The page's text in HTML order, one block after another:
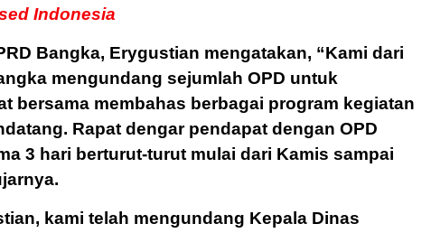
Indonesia
Bangka, Erygustian mengatakan, “Kami dari
mengundang sejumlah OPD untuk
bersama membahas berbagai program kegiatan
Rapat dengar pendapat dengan OPD
3 hari berturut-turut mulai dari Kamis sampai
kami telah mengundang Kepala Dinas